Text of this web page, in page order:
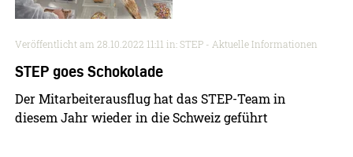
Veröffentlicht am28.10.2022 11:11 in: STEP - Aktuelle Informationen
STEP goes Schokolade
Der Mitarbeiterausflug hat das STEP-Team in
diesem Jahr wieder in die Schweiz geführt